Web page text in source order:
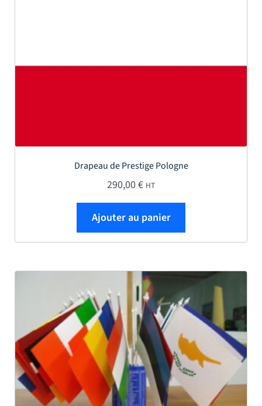
Drapeau de Prestige Pologne
290,00€ HT
Ajouter au panier